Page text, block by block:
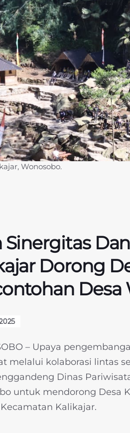
Wonosobo.
Sinergitas
Dorong
Desa
– Upaya
melalui kolaborasi lintas
Dinas
untuk mendorong Desa
Kalikajar.